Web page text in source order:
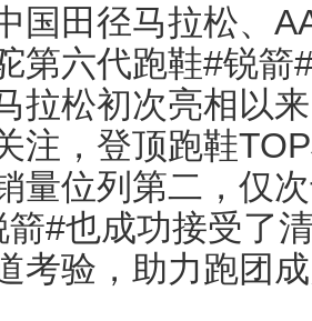
田径马拉松、
第六代跑鞋#锐箭
拉松初次亮相以
注，登顶跑鞋
量位列第二，仅
#也成功接受了
考验，助力跑团